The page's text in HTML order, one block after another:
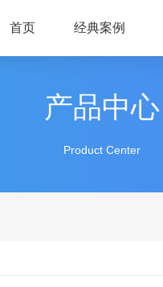
首页 经典案例
产品中心
Product Center